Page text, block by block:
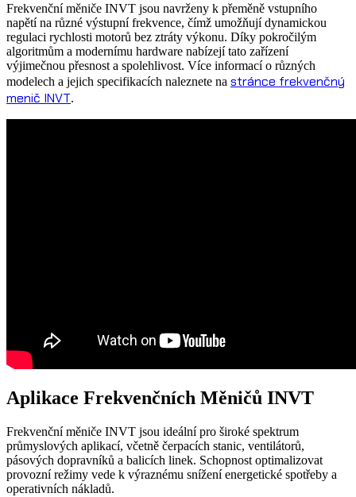
Frekvenční měniče INVT jsou navrženy k přeměně vstupního
napětí na různé výstupní frekvence, čímž umožňují dynamickou
regulaci rychlosti motorů bez ztráty výkonu. Díky pokročilým
algoritmům a modernímu hardware nabízejí tato zařízení
výjimečnou přesnost a spolehlivost. Více informací o různých
modelech a jejich specifikacích naleznete na stránce frekvenčný
menič INVT.
Aplikace Frekvenčních Měničů INVT
Frekvenční měniče INVT jsou ideální pro široké spektrum
průmyslových aplikací, včetně čerpacích stanic, ventilátorů,
pásových dopravníků a balicích linek. Schopnost optimalizovat
provozní režimy vede k výraznému snížení energetické spotřeby a
operativních nákladů.